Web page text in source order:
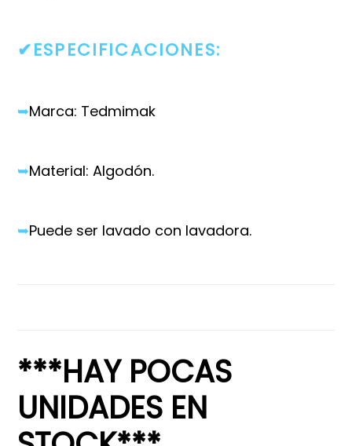
✔ESPECIFICACIONES:
➥Marca: Tedmimak
➥Material: Algodón.
➥Puede ser lavado con lavadora.
***HAY POCAS
UNIDADES EN